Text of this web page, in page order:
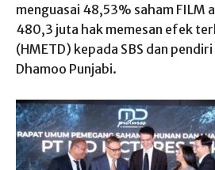
menguasai 48,53% saham FILM
480,3 juta hak memesan efek
(HMETD) kepada SBS dan
Dhamoo Punjabi.